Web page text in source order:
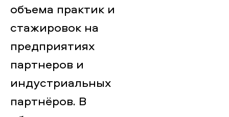
объема практик и
стажировок на
предприятиях
партнеров и
индустриальных
партнёров. В